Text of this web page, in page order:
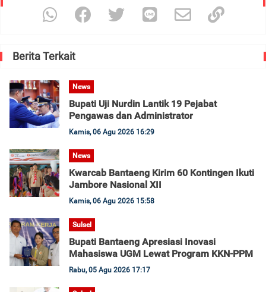
Berita Terkait
News
Bupati Uji Nurdin Lantik 19 Pejabat
Pengawas dan Administrator
Kamis, 06 Agu 2026 16:29
News
Kwarcab Bantaeng Kirim 60 Kontingen Ikuti
Jambore Nasional XII
Kamis, 06 Agu 2026 15:58
Sulsel
Bupati Bantaeng Apresiasi Inovasi
Mahasiswa UGM Lewat Program KKN-PPM
Rabu, 05 Agu 2026 17:17